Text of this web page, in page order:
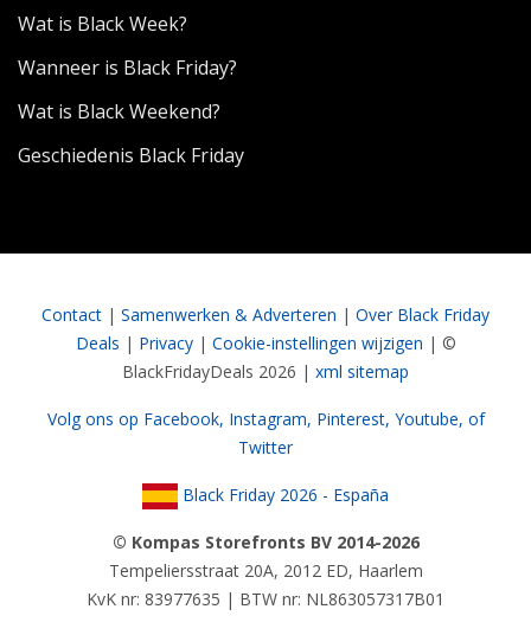
Wat is Black Week?
Wanneer is Black Friday?
Wat is Black Weekend?
Geschiedenis Black Friday
Contact | Samenwerken & Adverteren | Over Black Friday
Deals | Privacy| Cookie-instellingen wijzigen | ©
BlackFridayDeals 2026 | xml sitemap
Volg ons op Facebook, Instagram, Pinterest, Youtube, of
Twitter
Black Friday 2026 - España
© Kompas Storefronts BV 2014-2026
Tempeliersstraat 20A, 2012 ED, Haarlem
KvK nr: 83977635 | BTW nr: NL863057317B01